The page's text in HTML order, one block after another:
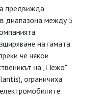
предвижда
диапазона между 5
на гамата
че някои
на „Пежо"
ограничиха